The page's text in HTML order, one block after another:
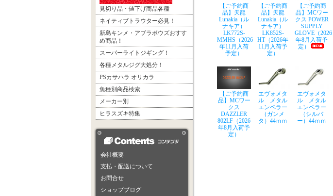
見切り品・値下げ商品各種
ネイティブトラウター必見！
新島キンメ・アブラボウズおすす
め商品！
スーパーライトジギング！
各種メタルジグ大処分！
PSカサハラ オリカラ
魚種別商品検索
メーカー別
ヒラスズキ特集
会社概要
支払・配送について
お問合せ
ショップブログ
【ご予約商
品】天龍
Lunakia（ル
ナキア）
LK772S-
MMHS（2026
年11月入荷
予定）
【ご予約商
品】天龍
Lunakia（ル
ナキア）
LK852S-
HT（2026年
11月入荷予
定）
【ご予約商
品】MCワー
クス POWER
SUPPLY
GLOVE（2026
年8月入荷予
定）
【ご予約商
品】MCワー
クス
DAZZLER
802LF（2026
年8月入荷予
定）
エヴォメタ
ル メタル
エンペラー
（ガンメ
タ）44ｍｍ
エヴォメタ
ル メタル
エンペラー
（シルバ
ー）44ｍｍ